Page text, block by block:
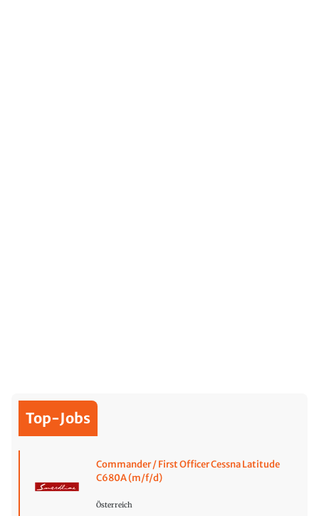
Top-Jobs
Commander / First Officer Cessna Latitude
C680A (m/f/d)
Österreich